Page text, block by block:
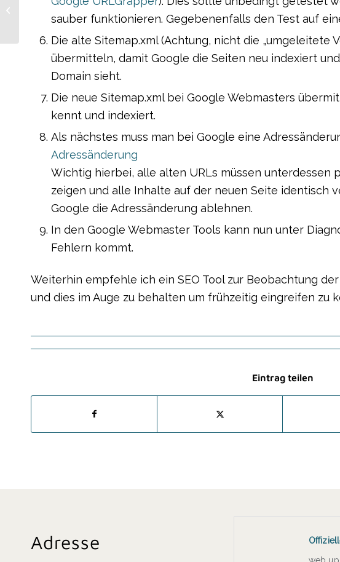
sauber funktionieren. Gegebenenfalls den Test auf
Die alte Sitemap.xml (Achtung, nicht die „umgeleitete
übermitteln, damit Google die Seiten neu indexiert
Domain sieht.
Die neue Sitemap.xml bei Google Webmasters
kennt und indexiert.
Als nächstes muss man bei Google eine
Adressänderung
Wichtig hierbei, alle alten URLs müssen unterdessen
zeigen und alle Inhalte auf der neuen Seite identisch
Google die Adressänderung ablehnen.
In den Google Webmaster Tools kann nun unter
Fehlern kommt.
Weiterhin empfehle ich ein SEO Tool zur Beobachtung
und dies im Auge zu behalten um frühzeitig eingreifen zu
Eintrag teilen
Adresse
web
Suchresultate von Google
exportieren